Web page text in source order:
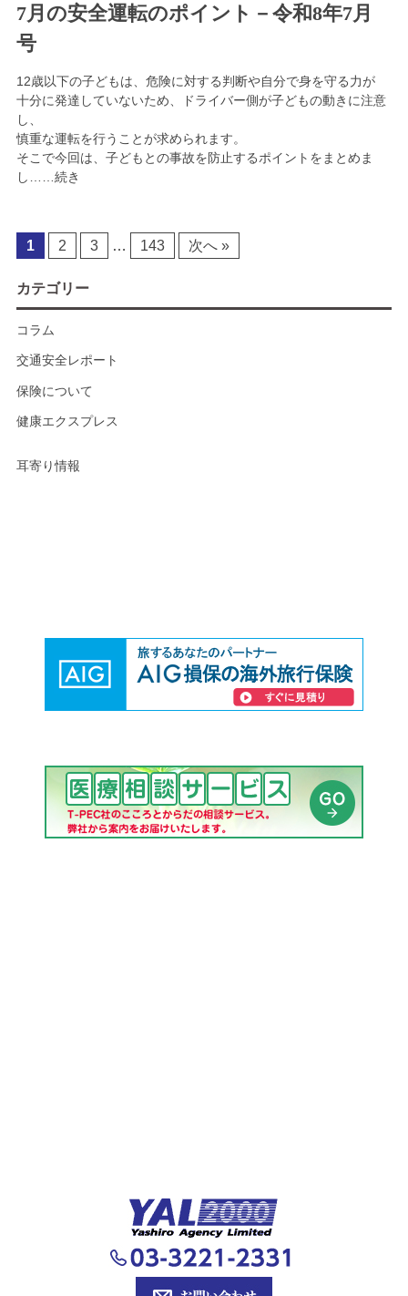
7月の安全運転のポイント－令和8年7月
号
12歳以下の子どもは、危険に対する判断や自分で身を守る力が
十分に発達していないため、ドライバー側が子どもの動きに注意
し、
慎重な運転を行うことが求められます。
そこで今回は、子どもとの事故を防止するポイントをまとめま
し……続き
1 2 3 … 143 次へ »
カテゴリー
コラム
交通安全レポート
保険について
健康エクスプレス
耳寄り情報